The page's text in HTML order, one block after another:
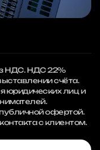
НДС. НДС 22%
счёта.
юридических лиц и
офертой.
с клиентом.